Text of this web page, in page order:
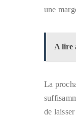
une
A lire
La
de